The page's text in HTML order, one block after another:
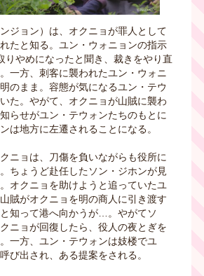
ジョン）は、オクニョが罪人として
たと知る。ユン・ウォニョンの指示
りやめになったと聞き、裁きをやり直
一方、刺客に襲われたユン・ウォニ
のまま。容態が気になるユン・テウ
た。やがて、オクニョが山賊に襲わ
らせがユン・テウォンたちのもとに
は地方に左遷されることになる。
ニョは、刀傷を負いながらも役所に
ちょうど赴任したソン・ジホンが見
オクニョを助けようと追っていたユ
賊がオクニョを明の商人に引き渡す
知って港へ向かうが…。やがてソ
ニョが回復したら、役人の夜とぎを
一方、ユン・テウォンは妓楼でユ
び出され、ある提案をされる。